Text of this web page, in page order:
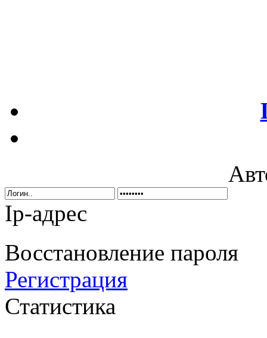
Ip-адрес
Восстановление пароля
Регистрация
Статистика